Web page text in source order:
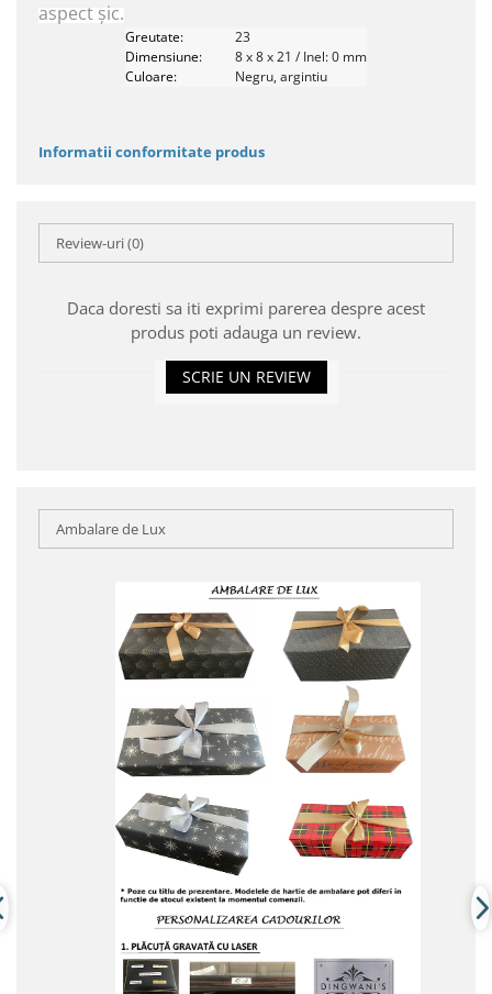
aspect șic.
Greutate:
23
Dimensiune:
8 x 8 x 21 / Inel: 0 mm
Culoare:
Negru, argintiu
Informatii conformitate produs
Review-uri(0)
Daca doresti sa iti exprimi parerea despre acest
produs poti adauga un review.
SCRIE UN REVIEW
Ambalare de Lux